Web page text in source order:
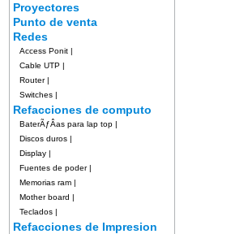
Proyectores
Punto de venta
Redes
Access Ponit |
Cable UTP |
Router|
Switches |
Refacciones de computo
BaterÃƒÂ­as para lap top |
Discos duros |
Display |
Fuentes de poder|
Memorias ram |
Mother board |
Teclados |
Refacciones de Impresion